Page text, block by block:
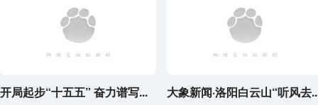
开局起步“十五五” 奋力谱写... 大象新闻·洛阳白云山“听风去